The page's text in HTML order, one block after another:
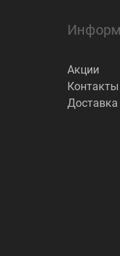
Акции
Контакты
Доставка